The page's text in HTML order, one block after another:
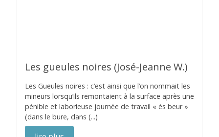
Les gueules noires (José-Jeanne W.)
Les Gueules noires : c’est ainsi que l’on nommait les
mineurs lorsqu’ils remontaient à la surface après une
pénible et laborieuse journée de travail « ès beur »
(dans le bure, dans (...)